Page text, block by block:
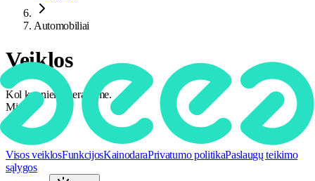
Automobiliai
Veiklos
Kol kas nieko neradome.
Miestai
Kategorijos
Visos veiklosFunkcijosKainodaraPrivatumo politikaPaslaugų teikimo
sąlygos